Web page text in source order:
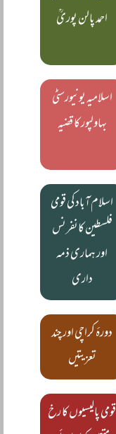
احمد پالن پوریؒ
اسلامیہ یونیورسٹی
بہاولپور کا قضیہ
اسلام آباد کی قومی
فلسطین کانفرنس
اور ہماری ذمہ
داری
دورۂ کراچی اور چند
تعزیتیں
قومی پالیسیوں کا رخ